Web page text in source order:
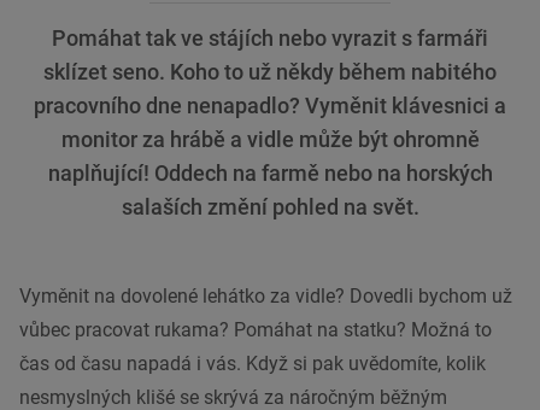
Pomáhat tak ve stájích nebo vyrazit s farmáři
sklízet seno. Koho to už někdy během nabitého
pracovního dne nenapadlo? Vyměnit klávesnici a
monitor za hrábě a vidle může být ohromně
naplňující! Oddech na farmě nebo na horských
salaších změní pohled na svět.
Vyměnit na dovolené lehátko za vidle? Dovedli bychom už
vůbec pracovat rukama? Pomáhat na statku? Možná to
čas od času napadá i vás. Když si pak uvědomíte, kolik
nesmyslných klišé se skrývá za náročným běžným